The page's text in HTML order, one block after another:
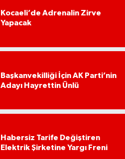
Kocaeli’de Adrenalin Zirve
Yapacak
Başkanvekilliği İçin AK Parti’nin
Adayı Hayrettin Ünlü
Habersiz Tarife Değiştiren
Elektrik Şirketine Yargı Freni